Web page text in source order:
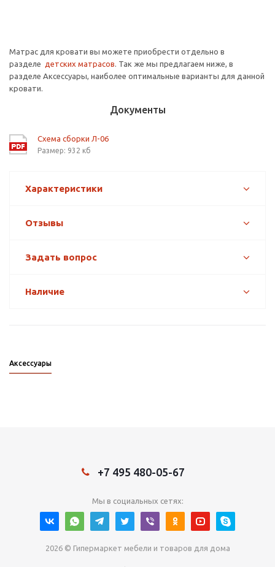
Матрас для кровати вы можете приобрести отдельно в
разделе детских матрасов. Так же мы предлагаем ниже, в
разделе Аксессуары, наиболее оптимальные варианты для данной
кровати.
Документы
Схема сборки Л-06
Размер: 932 кб
Характеристики
Отзывы
Задать вопрос
Наличие
Аксессуары
+7 495 480-05-67
Мы в социальных сетях:
2026 © Гипермаркет мебели и товаров для дома